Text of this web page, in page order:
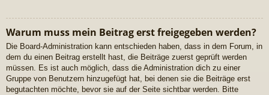
Warum muss mein Beitrag erst freigegeben werden?
Die Board-Administration kann entschieden haben, dass in dem Forum, in
dem du einen Beitrag erstellt hast, die Beiträge zuerst geprüft werden
müssen. Es ist auch möglich, dass die Administration dich zu einer
Gruppe von Benutzern hinzugefügt hat, bei denen sie die Beiträge erst
begutachten möchte, bevor sie auf der Seite sichtbar werden. Bitte